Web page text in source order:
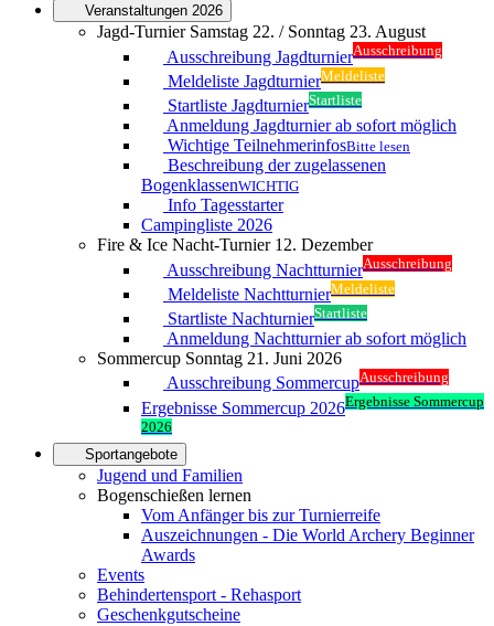
Veranstaltungen 2026
Jagd-Turnier Samstag 22. / Sonntag 23. August
Ausschreibung JagdturnierAusschreibung
Meldeliste JagdturnierMeldeliste
Startliste JagdturnierStartliste
Anmeldung Jagdturnier ab sofort möglich
Wichtige TeilnehmerinfosBitte lesen
Beschreibung der zugelassenen
BogenklassenWICHTIG
Info Tagesstarter
Campingliste 2026
Fire & Ice Nacht-Turnier 12. Dezember
Ausschreibung NachtturnierAusschreibung
Meldeliste NachtturnierMeldeliste
Startliste NachturnierStartliste
Anmeldung Nachtturnier ab sofort möglich
Sommercup Sonntag 21. Juni 2026
Ausschreibung SommercupAusschreibung
Ergebnisse Sommercup 2026Ergebnisse Sommercup
2026
Sportangebote
Jugend und Familien
Bogenschießen lernen
Vom Anfänger bis zur Turnierreife
Auszeichnungen - Die World Archery Beginner
Awards
Events
Behindertensport - Rehasport
Geschenkgutscheine